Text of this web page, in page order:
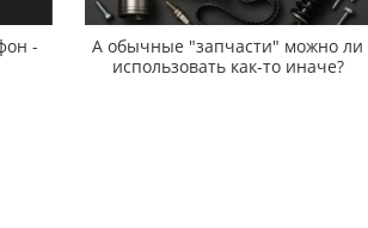
-
А обычные "запчасти" можно ли
использовать как-то иначе?